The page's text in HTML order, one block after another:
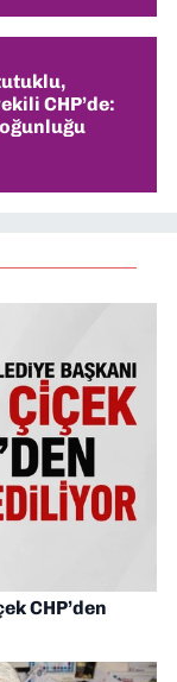
CHP’de:
CHP’den